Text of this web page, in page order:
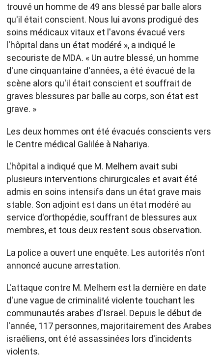
trouvé un homme de 49 ans blessé par balle alors
qu'il était conscient. Nous lui avons prodigué des
soins médicaux vitaux et l'avons évacué vers
l'hôpital dans un état modéré », a indiqué le
secouriste de MDA. « Un autre blessé, un homme
d'une cinquantaine d'années, a été évacué de la
scène alors qu'il était conscient et souffrait de
graves blessures par balle au corps, son état est
grave. »
Les deux hommes ont été évacués conscients vers
le Centre médical Galilée à Nahariya.
L'hôpital a indiqué que M. Melhem avait subi
plusieurs interventions chirurgicales et avait été
admis en soins intensifs dans un état grave mais
stable. Son adjoint est dans un état modéré au
service d'orthopédie, souffrant de blessures aux
membres, et tous deux restent sous observation.
La police a ouvert une enquête. Les autorités n'ont
annoncé aucune arrestation.
L'attaque contre M. Melhem est la dernière en date
d'une vague de criminalité violente touchant les
communautés arabes d'Israël. Depuis le début de
l'année, 117 personnes, majoritairement des Arabes
israéliens, ont été assassinées lors d'incidents
violents.